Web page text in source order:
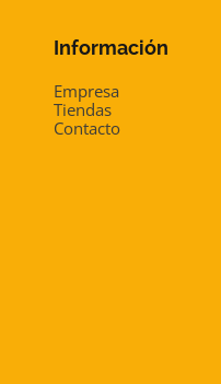
Información
Empresa
Tiendas
Contacto